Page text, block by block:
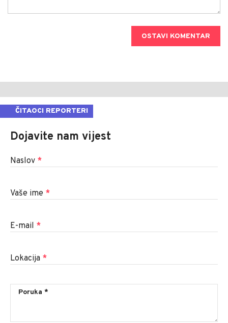
OSTAVI KOMENTAR
ČITAOCI REPORTERI
Dojavite nam vijest
Naslov *
Vaše ime *
E-mail *
Lokacija *